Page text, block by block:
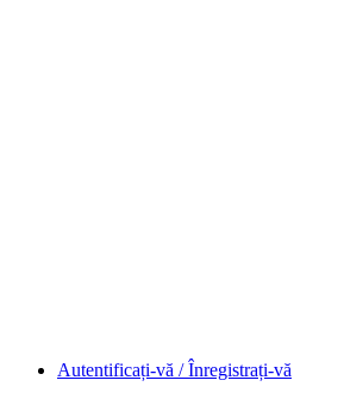
Autentificați-vă / Înregistrați-vă